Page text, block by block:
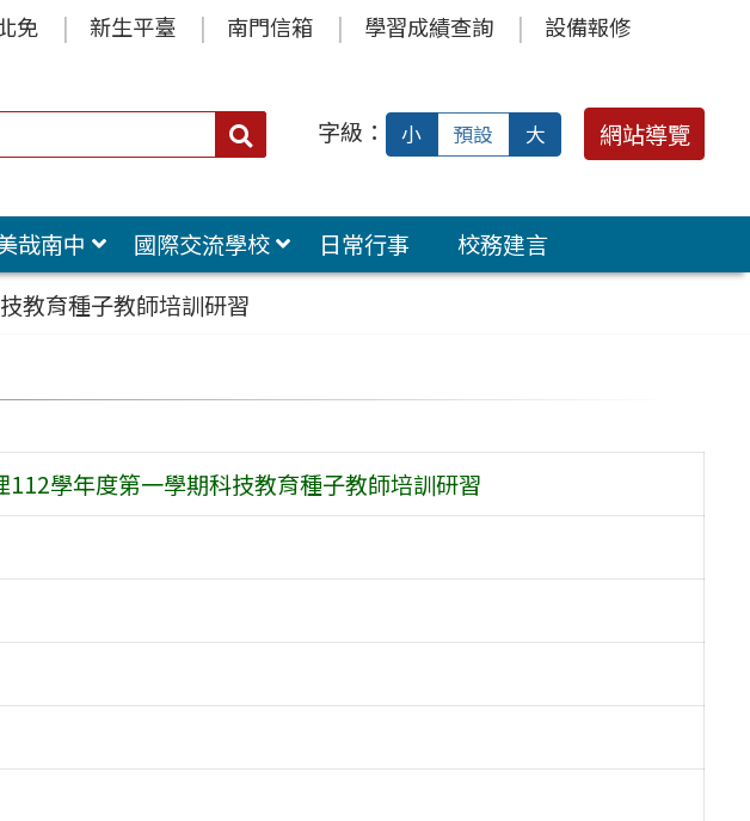
免 新生平臺 南門信箱 學習成績查詢 設備報修
搜
字級： 小 預設 大 網站導覽
哉南中 國際交流學校 日常行事
校務建言
教育種子教師培訓研習
學年度第一學期科技教育種子教師培訓研習